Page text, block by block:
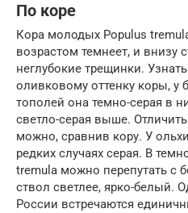
По коре
Кора молодых Populus
возрастом темнеет, и внизу
неглубокие трещинки.
оливковому оттенку коры, у
тополей она темно-серая в
светло-серая выше.
можно, сравнив кору. У
редких случаях серая. В
tremula можно перепутать с
ствол светлее, ярко-белый.
России встречаются